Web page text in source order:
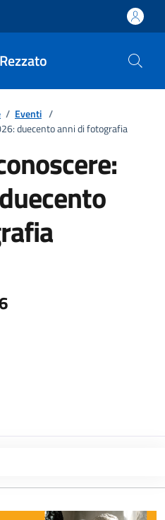
/ Eventi /
duecento anni di fotografia